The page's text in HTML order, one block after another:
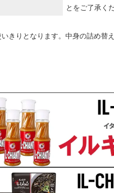
とをご了承く
きりとなります。中身の詰め替え